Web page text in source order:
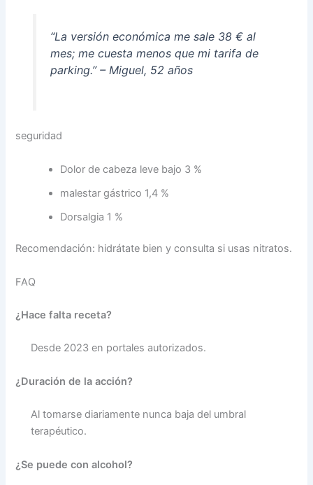
“La versión económica me sale 38 € al
mes; me cuesta menos que mi tarifa de
parking.” – Miguel, 52 años
seguridad
Dolor de cabeza leve bajo 3 %
malestar gástrico 1,4 %
Dorsalgia 1 %
Recomendación: hidrátate bien y consulta si usas nitratos.
FAQ
¿Hace falta receta?
Desde 2023 en portales autorizados.
¿Duración de la acción?
Al tomarse diariamente nunca baja del umbral
terapéutico.
¿Se puede con alcohol?